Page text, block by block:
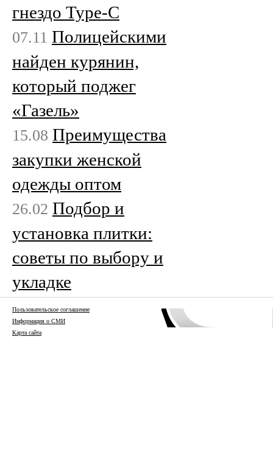
гнездо Type-C
07.11 Полицейскими
найден курянин,
который поджег
«Газель»
15.08 Преимущества
закупки женской
одежды оптом
26.02 Подбор и
установка плитки:
советы по выбору и
укладке
Пользовательское соглашение
Информация о СМИ
Карта сайта